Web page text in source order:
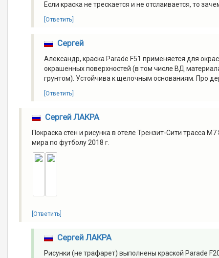
Если краска не трескается и не отслаивается, то
[Ответить]
Сергей
Александр, краска Parade F51 применяется для
окрашенных поверхностей (в том числе ВД
грунтом). Устойчива к щелочным основаниям. Про
[Ответить]
Сергей ЛАКРА
Покраска стен и рисунка в отеле Трензит-Сити трасса
мира по футболу 2018 г.
[Ответить]
Сергей ЛАКРА
Рисунки (не трафарет) выполнены краской Parade